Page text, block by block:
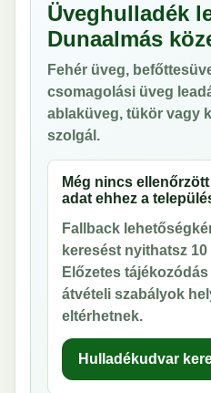
Üveghulladék
Dunaalmás
Fehér üveg,
csomagolási üveg
ablaküveg, tükör vagy
szolgál.
Még nincs
adat ehhez a
Fallback
keresést nyithatsz
Előzetes
átvételi szabályok
eltérhetnek.
Hulladékudvar